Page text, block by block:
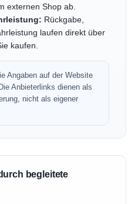
externen Shop ab.
Rückgabe,
laufen direkt über
kaufen.
Angaben auf der Website
Anbieterlinks dienen als
nicht als eigener
begleitete